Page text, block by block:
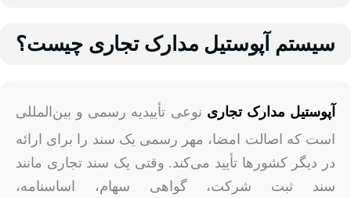
سیستم آپوستیل مدارک تجاری چیست؟
آپوستیل مدارک تجاری نوعی تأییدیه رسمی و بین‌المللی
است که اصالت امضا، مهر رسمی یک سند را برای ارائه
در دیگر کشورها تأیید می‌کند. وقتی یک سند تجاری مانند
سند ثبت شرکت، گواهی سهام، اساسنامه،